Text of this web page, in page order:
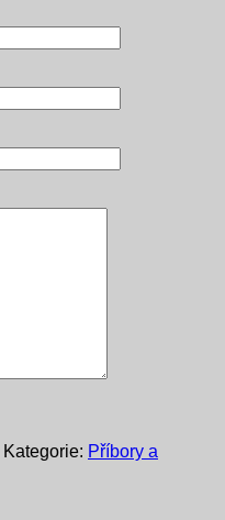
Kategorie: Příbory a